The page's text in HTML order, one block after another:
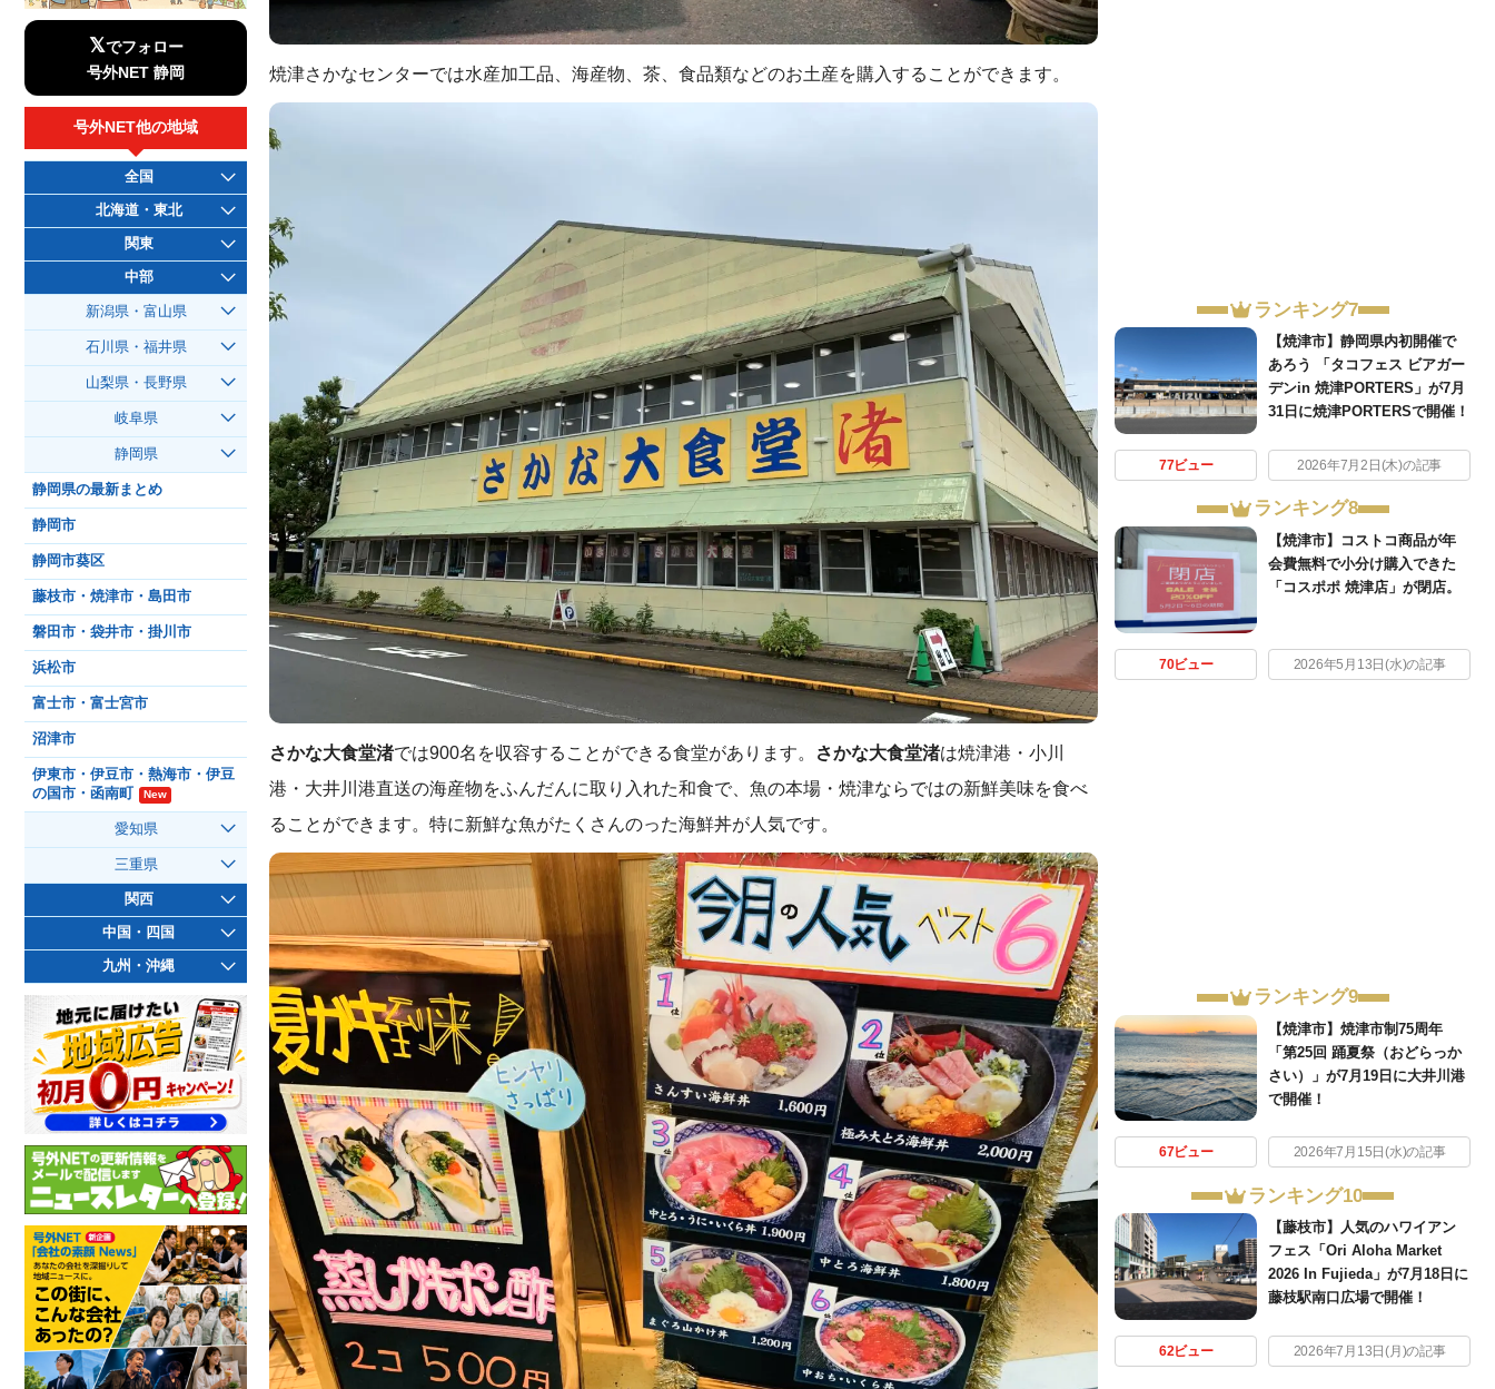
焼津さかなセンターでは水産加工品、海産物、茶、食品類などのお土産を購入することができます。
さかな大食堂渚では900名を収容することができる食堂があります。 さかな大食堂渚は焼津港・小川
港・大井川港直送の海産物をふんだんに取り入れた和食で、魚の本場・焼津ならではの新鮮美味を食べ
ることができます。特に新鮮な魚がたくさんのった海鮮丼が人気です。
ランキング7
【焼津市】静岡県内初開催で
あろう 「タコフェス ビアガー
デンin 焼津PORTERS」が7月
31日に焼津PORTERSで開催！
77ビュー 2026年7月2日(木)の記事
ランキング8
【焼津市】コストコ商品が年
会費無料で小分け購入できた
「コスポポ 焼津店」が閉店。
70ビュー 2026年5月13日(水)の記事
ランキング9
【焼津市】焼津市制75周年
「第25回 踊夏祭（おどらっか
さい）」が7月19日に大井川港
で開催！
67ビュー 2026年7月15日(水)の記事
ランキング10
【藤枝市】人気のハワイアン
フェス「Ori Aloha Market
2026 In Fujieda」が7月18日に
藤枝駅南口広場で開催！
62ビュー 2026年7月13日(月)の記事
𝕏でフォロー
号外NET 静岡
号外NET他の地域
全国
北海道・東北
関東
中部
新潟県・富山県
石川県・福井県
山梨県・長野県
岐阜県
静岡県
静岡県の最新まとめ
静岡市
静岡市葵区
藤枝市・焼津市・島田市
磐田市・袋井市・掛川市
浜松市
富士市・富士宮市
沼津市
伊東市・伊豆市・熱海市・伊豆
の国市・函南町
New
愛知県
三重県
関西
中国・四国
九州・沖縄